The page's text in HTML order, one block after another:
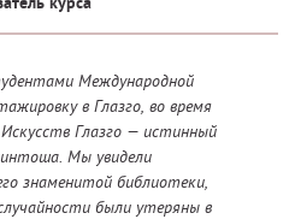
Международной
в Глазго, во время
Глазго — истинный
Мы увидели
знаменитой библиотеки,
были утеряны в